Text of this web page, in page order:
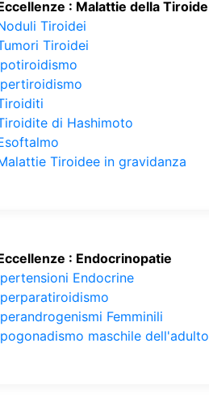
: Malattie della Tiroide
Tiroidei
Tiroidei
di Hashimoto
Tiroidee in gravidanza
: Endocrinopatie
Endocrine
Femminili
maschile dell'adulto